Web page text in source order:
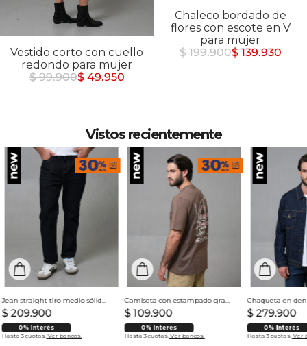
Vestido corto con cuello
redondo para mujer
$ 99.900$ 49.950
Chaleco bordado de
flores con escote en V
para mujer
$ 199.900$ 139.930
Vistos recientemente
Jean straight tiro medio sólido para hombre
$ 209.900
0% Interés
Hasta 3 cuotas. Ver bancos.
Camiseta con estampado grande en espalda para hombre
$ 109.900
0% Interés
Hasta 3 cuotas. Ver bancos.
$ 279.900
0% Interés
Hasta 3 cuotas. Ver